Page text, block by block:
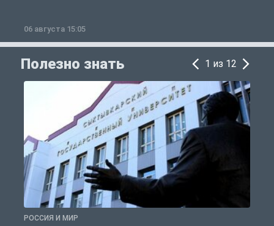
06 августа 15:05
Полезно знать 1 из 12
РОССИЯ И МИР